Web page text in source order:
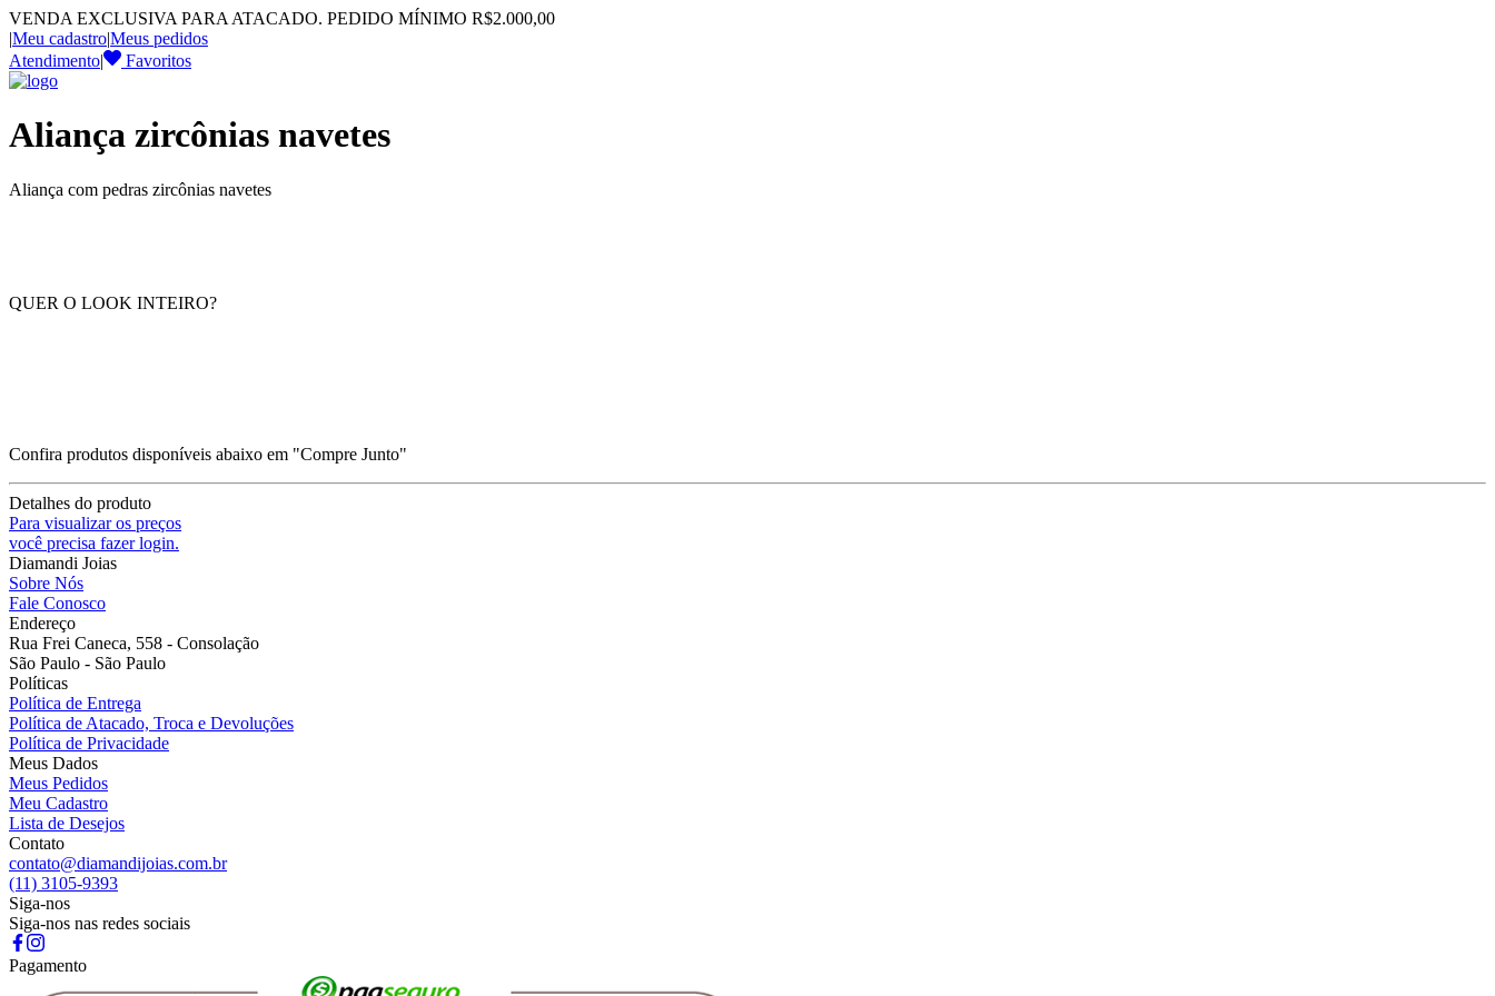
VENDA EXCLUSIVA PARA ATACADO. PEDIDO MÍNIMO R$2.000,00
|Meu cadastro|Meus pedidos
Atendimento| Favoritos
Aliança zircônias navetes
Aliança com pedras zircônias navetes
QUER O LOOK INTEIRO?
Confira produtos disponíveis abaixo em "Compre Junto"
Detalhes do produto
Para visualizar os preços
você precisa fazer login.
Diamandi Joias
Sobre Nós
Fale Conosco
Endereço
Rua Frei Caneca, 558 - Consolação
São Paulo - São Paulo
Políticas
Política de Entrega
Política de Atacado, Troca e Devoluções
Política de Privacidade
Meus Dados
Meus Pedidos
Meu Cadastro
Lista de Desejos
Contato
contato@diamandijoias.com.br
(11) 3105-9393
Siga-nos
Siga-nos nas redes sociais
Pagamento